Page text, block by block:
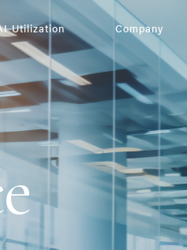
Utilization Company